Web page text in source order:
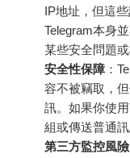
IP地址，但這
Telegram本身
某些安全問題或
安全性保障 ：
容不被竊取，
訊。如果你使
組或傳送普通
第三方監控風險